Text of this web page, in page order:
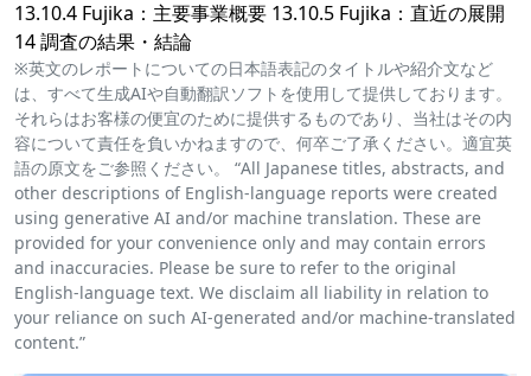
13.10.4 Fujika：主要事業概要 13.10.5 Fujika：直近の展開
14 調査の結果・結論
※英文のレポートについての日本語表記のタイトルや紹介文など
は、すべて生成AIや自動翻訳ソフトを使用して提供しております。
それらはお客様の便宜のために提供するものであり、当社はその内
容について責任を負いかねますので、何卒ご了承ください。適宜英
語の原文をご参照ください。 “All Japanese titles, abstracts, and
other descriptions of English-language reports were created
using generative AI and/or machine translation. These are
provided for your convenience only and may contain errors
and inaccuracies. Please be sure to refer to the original
English-language text. We disclaim all liability in relation to
your reliance on such AI-generated and/or machine-translated
content.”